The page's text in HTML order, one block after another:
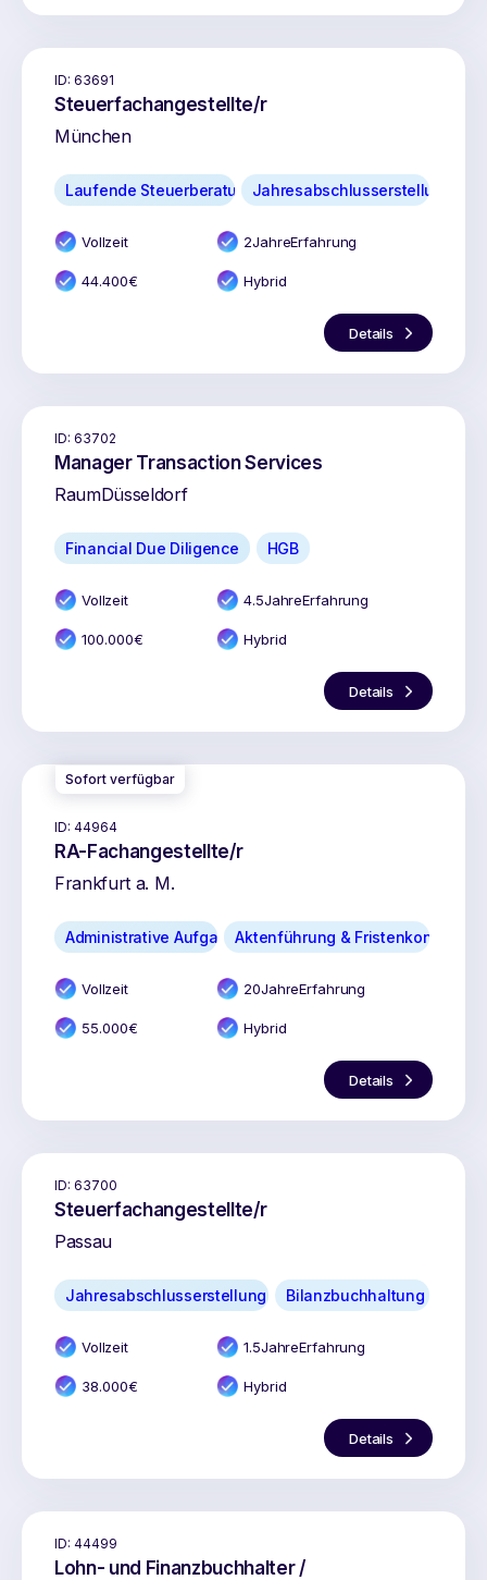
ID: 63691
Steuerfachangestellte/r
München
Laufende SteuerberatungJahresabschlusserstellung
Vollzeit 2JahreErfahrung
44.400€ Hybrid
Details
ID: 63702
Manager Transaction Services
RaumDüsseldorf
Financial Due Diligence HGB
Vollzeit 4.5JahreErfahrung
100.000€ Hybrid
Details
Sofort verfügbar
ID: 44964
RA-Fachangestellte/r
Frankfurt a. M.
Administrative AufgabenAktenführung & Fristenkontrolle
Vollzeit 20JahreErfahrung
55.000€ Hybrid
Details
ID: 63700
Steuerfachangestellte/r
Passau
Jahresabschlusserstellung Bilanzbuchhaltung
Vollzeit 1.5JahreErfahrung
38.000€ Hybrid
Details
ID: 44499
Lohn- und Finanzbuchhalter /